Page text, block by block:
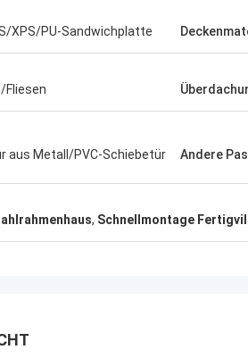
XPS/PU-Sandwichplatte
Fliesen
aus Metall/PVC-Schiebetür Andere
, Schnellmontage